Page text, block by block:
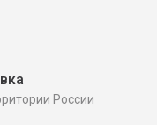
России